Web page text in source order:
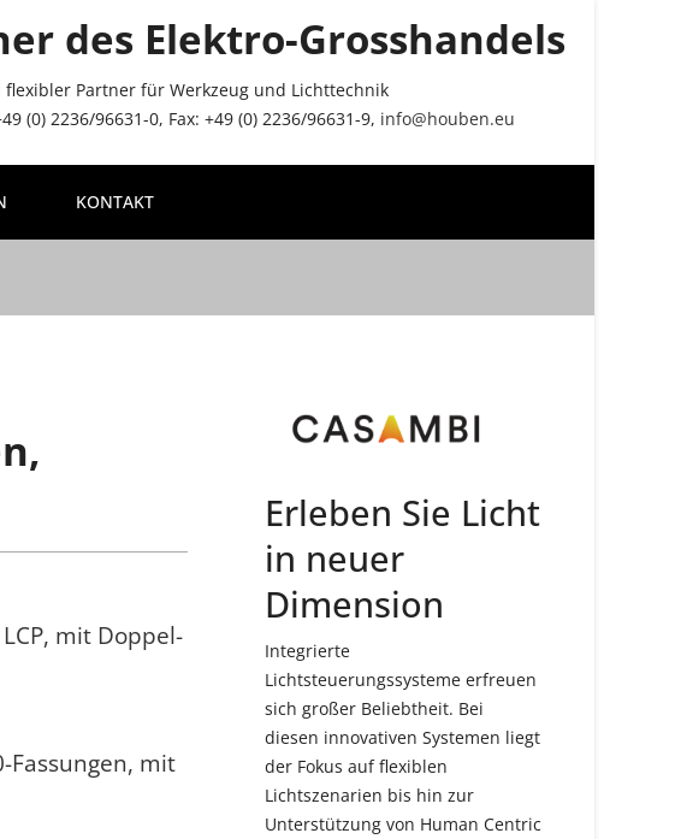
des Elektro-Grosshandels
Partner für Werkzeug und Lichttechnik
(0) 2236/96631-0, Fax: +49 (0) 2236/96631-9, info@houben.eu
KONTAKT
mit Doppel-
Fassungen, mit
Erleben Sie Licht
in neuer
Dimension
Integrierte
Lichtsteuerungssysteme erfreuen
sich großer Beliebtheit. Bei
diesen innovativen Systemen liegt
der Fokus auf flexiblen
Lichtszenarien bis hin zur
Unterstützung von Human Centric